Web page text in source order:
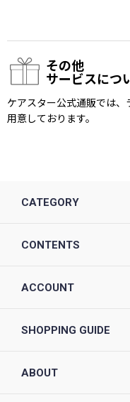
その他
サービスにつ
ケアスター公式通販では
用意しております。
CATEGORY
CONTENTS
ACCOUNT
SHOPPING GUIDE
ABOUT